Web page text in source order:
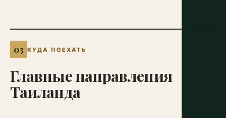
КУДА ПОЕХАТЬ
Главныенаправления
Таиланда